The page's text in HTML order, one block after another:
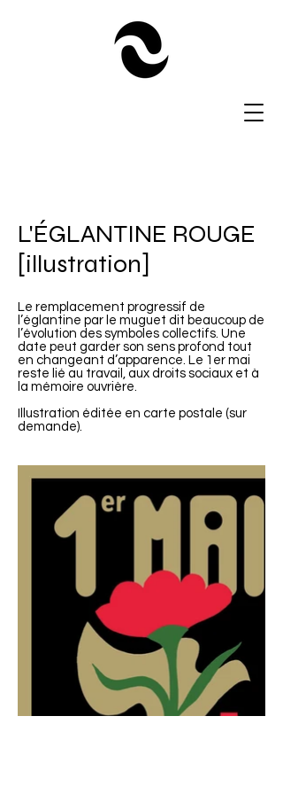
L'ÉGLANTINE ROUGE
[illustration]
Le remplacement progressif de
l’églantine par le muguet dit beaucoup de
l’évolution des symboles collectifs. Une
date peut garder son sens profond tout
en changeant d’apparence. Le 1er mai
reste lié au travail, aux droits sociaux et à
la mémoire ouvrière.
Illustration éditée en carte postale (sur
demande).